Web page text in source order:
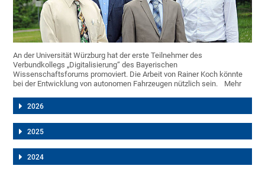
An der Universität Würzburg hat der erste Teilnehmer des
Verbundkollegs „Digitalisierung“ des Bayerischen
Wissenschaftsforums promoviert. Die Arbeit von Rainer Koch könnte
bei der Entwicklung von autonomen Fahrzeugen nützlich sein.
Mehr
2026
2025
2024